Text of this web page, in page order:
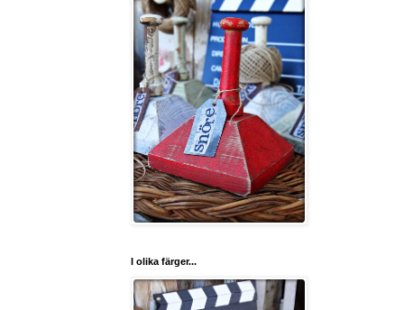
I olika färger...